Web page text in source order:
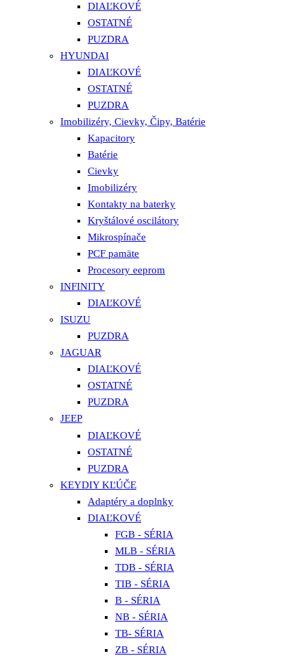
DIAĽKOVÉ
OSTATNÉ
PUZDRA
HYUNDAI
DIAĽKOVÉ
OSTATNÉ
PUZDRA
Imobilizéry, Cievky, Čipy, Batérie
Kapacitory
Batérie
Cievky
Imobilizéry
Kontakty na baterky
Kryštálové oscilátory
Mikrospínače
PCF pamäte
Procesory eeprom
INFINITY
DIAĽKOVÉ
ISUZU
PUZDRA
JAGUAR
DIAĽKOVÉ
OSTATNÉ
PUZDRA
JEEP
DIAĽKOVÉ
OSTATNÉ
PUZDRA
KEYDIY KĽÚČE
Adaptéry a doplnky
DIAĽKOVÉ
FGB - SÉRIA
MLB - SÉRIA
TDB - SÉRIA
TIB - SÉRIA
B - SÉRIA
NB - SÉRIA
TB- SÉRIA
ZB - SÉRIA